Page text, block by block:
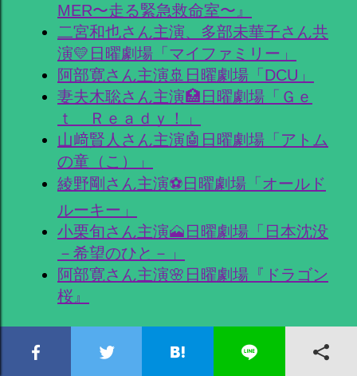
MER〜走る緊急救命室〜』
二宮和也さん主演、多部未華子さん共
演💛日曜劇場「マイファミリー」
阿部寛さん主演🚢日曜劇場「DCU」
妻夫木聡さん主演🏥日曜劇場「Ｇｅ
ｔ Ｒｅａｄｙ！」
山﨑賢人さん主演🤖日曜劇場「アトム
の童（こ）」
綾野剛さん主演⚽日曜劇場「オールド
ルーキー」
小栗旬さん主演🗻日曜劇場「日本沈没
－希望のひと－」
阿部寛さん主演🌸日曜劇場『ドラゴン
桜』
「月9」大好き！